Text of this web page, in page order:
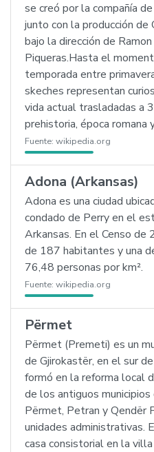
se creó por la compañía
junto con la producción
bajo la dirección de
Piqueras.Hasta el
temporada entre
skeches representan
vida actual trasladadas a
prehistoria, época romana
Fuente: wikipedia.org
Adona (Arkansas)
Adona es una ciudad
condado de Perry en el
Arkansas. En el Censo de
de 187 habitantes y una
76,48 personas por km².
Fuente: wikipedia.org
Përmet
Përmet (Premeti) es un
de Gjirokastër, en el sur
formó en la reforma local
de los antiguos municipios
Përmet, Petran y Qendër
unidades administrativas.
casa consistorial en la